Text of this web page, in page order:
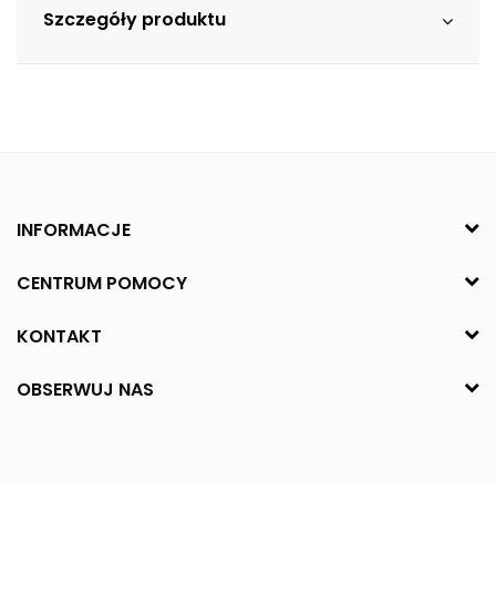
Szczegóły produktu
INFORMACJE
CENTRUM POMOCY
KONTAKT
OBSERWUJ NAS